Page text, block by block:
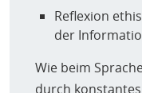
Reflexion
der
Wie beim
durch